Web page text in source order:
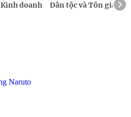
Kinh doanh Dân tộc và Tôn giáo